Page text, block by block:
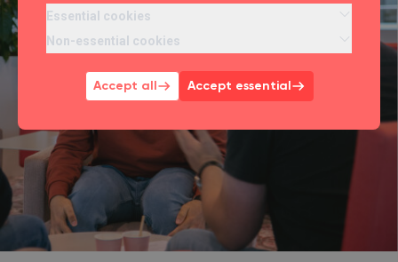
Essential cookies
Non-essential cookies
Accept all Accept essential